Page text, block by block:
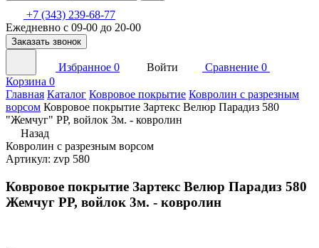
+7 (343) 239-68-77
Ежедневно с 09-00 до 20-00
Заказать звонок
Избранное 0 Войти Сравнение 0
Корзина 0
Главная Каталог Ковровое покрытие Ковролин с разрезным
ворсом Ковровое покрытие Зартекс Велюр Парадиз 580
"Жемчуг" PP, войлок 3м. - ковролин
Назад
Ковролин с разрезным ворсом
Артикул: zvp 580
Ковровое покрытие Зартекс Велюр Парадиз 580
Жемчуг PP, войлок 3м. - ковролин